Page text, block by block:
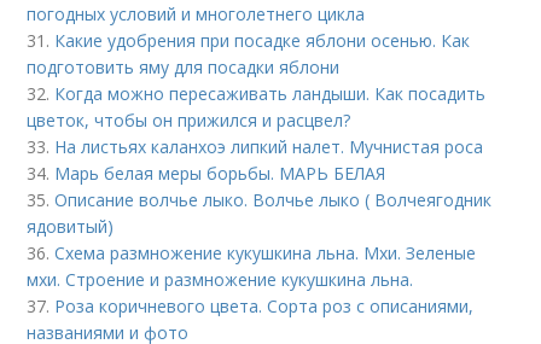
погодных условий и многолетнего цикла
31. Какие удобрения при посадке яблони осенью. Как
подготовить яму для посадки яблони
32. Когда можно пересаживать ландыши. Как посадить
цветок, чтобы он прижился и расцвел?
33. На листьях каланхоэ липкий налет. Мучнистая роса
34. Марь белая меры борьбы. МАРЬ БЕЛАЯ
35.Описание волчье лыко. Волчье лыко ( Волчеягодник
ядовитый)
36.Схема размножение кукушкина льна. Мхи. Зеленые
мхи. Строение и размножение кукушкина льна.
37. Роза коричневого цвета. Сорта роз с описаниями,
названиями и фото